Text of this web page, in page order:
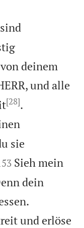
deinem
und alle
[28].
sie
Sieh mein
dein
und erlöse